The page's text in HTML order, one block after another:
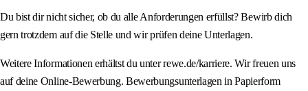
Du bist dir nicht sicher, ob du alle Anforderungen erfüllst? Bewirb dich
gern trotzdem auf die Stelle und wir prüfen deine Unterlagen.
Weitere Informationen erhältst du unter rewe.de/karriere. Wir freuen uns
auf deine Online-Bewerbung. Bewerbungsunterlagen in Papierform